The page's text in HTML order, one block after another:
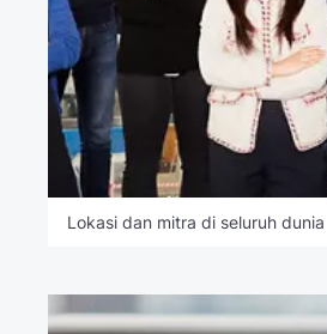
Lokasi dan mitra di seluruh dunia